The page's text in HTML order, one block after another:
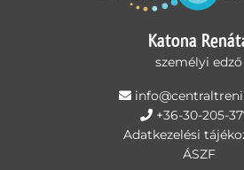
Katona
személyi edző
+36-30-205-
Adatkezelési
ÁSZF